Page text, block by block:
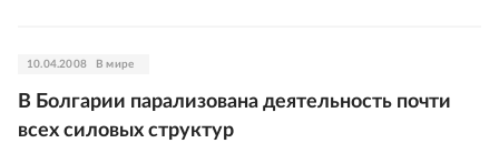
10.04.2008 В мире
В Болгарии парализована деятельность почти
всех силовых структур